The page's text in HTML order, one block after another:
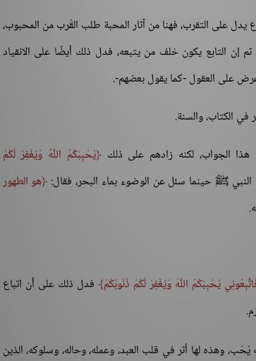
يدل على التقرب، فهنا من آثار المحبة طلب القُرب من المحبوب،
إن التابع يكون خلف من يتبعه، فدل ذلك أيضًا على الانقياد
عرض على العقول -كما يقول بعضهم-.
في الكتاب، والسنة.
هذا الجواب، لكنه زادهم على ذلك يُحْبِبْكُمُ اللَّهُ وَيَغْفِرْ لَكُمْ
ﷺ حينما سئل عن الوضوء بماء البحر، فقال: هو الطهور
يُحْبِبْكُمُ اللَّهُ وَيَغْفِرْ لَكُمْ ذُنُوبَكُمْ فدل ذلك على أن اتباع
يُحَب، وهذه لها أثر في قلب العبد، وعمله، وحاله، وسلوكه، الذين